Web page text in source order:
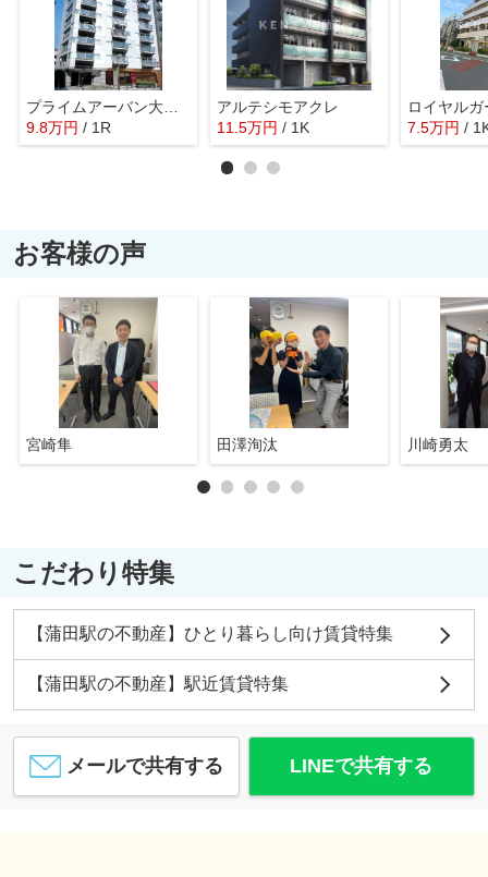
プライムアーバン大井町Ⅱ
9.8万円 / 1R
アルテシモアクレ
11.5万円 / 1K 7.5万円 /
お客様の声
宮崎隼 田澤洵汰 川崎勇太
こだわり特集
【蒲田駅の不動産】ひとり暮らし向け賃貸特集
【蒲田駅の不動産】駅近賃貸特集
メールで共有する LINEで共有する